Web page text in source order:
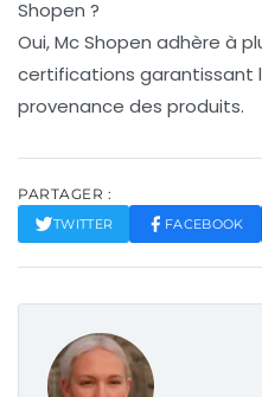
Shopen ?
Oui, Mc Shopen adhère à
certifications garantissant
provenance des produits.
PARTAGER :
TWITTER FACEBOOK